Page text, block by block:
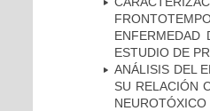
ENFERMEDAD
ESTUDIO DE
ANÁLISIS DEL
SU RELACIÓN
NEUROTÓXICO